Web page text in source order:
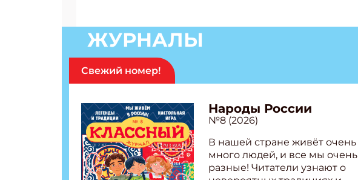
ЖУРНАЛЫ
Свежий номер!
Народы России
№8 (2026)
В нашей стране живёт очень
много людей, и все мы очень
разные! Читатели узнают о